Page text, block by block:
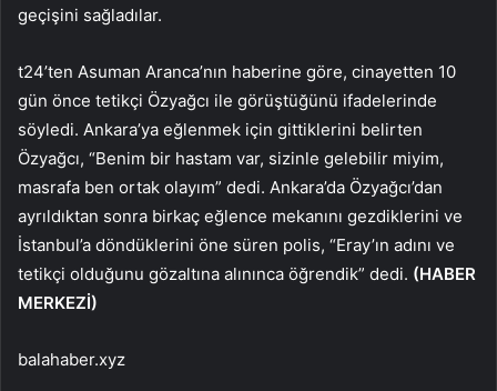
geçişini sağladılar.
t24’ten Asuman Aranca’nın haberine göre, cinayetten 10
gün önce tetikçi Özyağcı ile görüştüğünü ifadelerinde
söyledi. Ankara’ya eğlenmek için gittiklerini belirten
Özyağcı, “Benim bir hastam var, sizinle gelebilir miyim,
masrafa ben ortak olayım” dedi. Ankara’da Özyağcı’dan
ayrıldıktan sonra birkaç eğlence mekanını gezdiklerini ve
İstanbul’a döndüklerini öne süren polis, “Eray’ın adını ve
tetikçi olduğunu gözaltına alınınca öğrendik” dedi. (HABER
MERKEZİ)
balahaber.xyz